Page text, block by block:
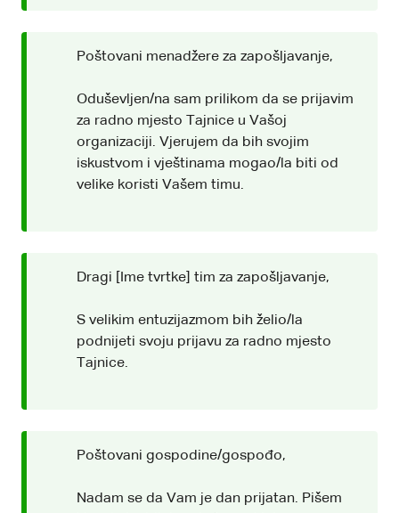
Poštovani menadžere za zapošljavanje,
Oduševljen/na sam prilikom da se prijavim
za radno mjesto Tajnice u Vašoj
organizaciji. Vjerujem da bih svojim
iskustvom i vještinama mogao/la biti od
velike koristi Vašem timu.
Dragi [Ime tvrtke] tim za zapošljavanje,
S velikim entuzijazmom bih želio/la
podnijeti svoju prijavu za radno mjesto
Tajnice.
Poštovani gospodine/gospođo,
Nadam se da Vam je dan prijatan. Pišem